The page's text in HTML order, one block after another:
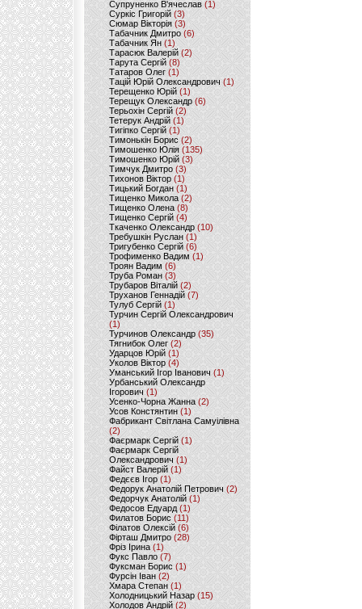
Супруненко В'ячеслав (1)
Суркіс Григорій (3)
Сюмар Вікторія (3)
Табачник Дмитро (6)
Табачник Ян(1)
Тарасюк Валерій (2)
Тарута Сергій (8)
Татаров Олег(1)
Тацій Юрій Олександрович(1)
Терещенко Юрій(1)
Терещук Олександр(6)
Терьохін Сергій (2)
Тетерук Андрій (1)
Тигіпко Сергій(1)
Тимонькін Борис (2)
Тимошенко Юлія (135)
Тимошенко Юрій(3)
Тимчук Дмитро (3)
Тихонов Віктор (1)
Тицький Богдан (1)
Тищенко Микола (2)
Тищенко Олена (8)
Тищенко Сергій (4)
Ткаченко Олександр (10)
Требушкін Руслан (1)
Тригубенко Сергій(6)
Трофименко Вадим (1)
Троян Вадим (6)
Труба Роман(3)
Трубаров Віталій (2)
Труханов Геннадій (7)
Тулуб Сергій(1)
Турчин Сергій Олександрович
(1)
Турчинов Олександр(35)
Тягнибок Олег (2)
Ударцов Юрій (1)
Уколов Віктор(4)
Уманський Ігор Іванович(1)
Урбанський Олександр
Ігорович (1)
Усенко-Чорна Жанна (2)
Усов Констянтин(1)
Фабрикант Світлана Самуілівна
(2)
Фаєрмарк Сергій(1)
Фаєрмарк Сергій
Олександрович (1)
Файст Валерій(1)
Федєєв Ігор (1)
Федорук Анатолій Петрович (2)
Федорчук Анатолій (1)
Федосов Едуард (1)
Филатов Борис (11)
Філатов Олексій (6)
Фірташ Дмитро (28)
Фріз Ірина (1)
Фукс Павло (7)
Фуксман Борис (1)
Фурсін Іван (2)
Хмара Степан(1)
Холодницький Назар(15)
Холодов Андрій (2)